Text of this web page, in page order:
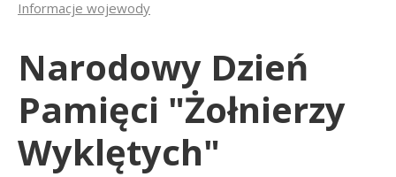
Informacje wojewody
Narodowy Dzień
Pamięci "Żołnierzy
Wyklętych"